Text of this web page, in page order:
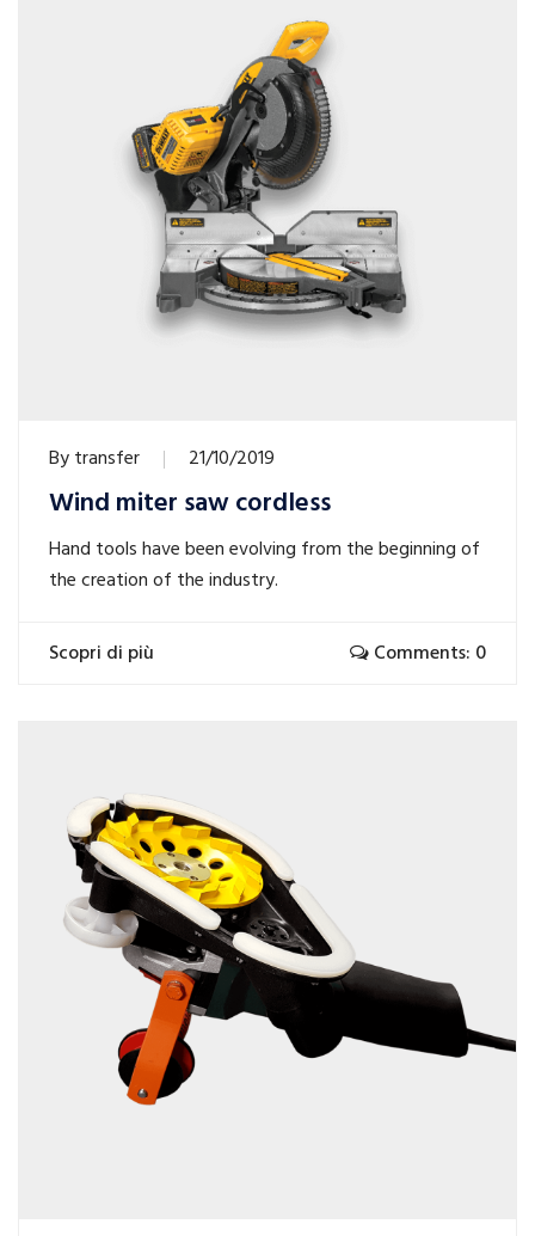
Bytransfer 21/10/2019
Wind miter saw cordless
Hand tools have been evolving from the beginning of
the creation of the industry.
Scopri di più Comments: 0